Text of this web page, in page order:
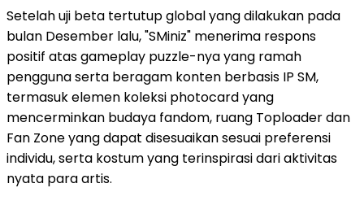
Setelah uji beta tertutup global yang dilakukan pada
bulan Desember lalu, "SMiniz" menerima respons
positif atas gameplay puzzle-nya yang ramah
pengguna serta beragam konten berbasis IP SM,
termasuk elemen koleksi photocard yang
mencerminkan budaya fandom, ruang Toploader dan
Fan Zone yang dapat disesuaikan sesuai preferensi
individu, serta kostum yang terinspirasi dari aktivitas
nyata para artis.